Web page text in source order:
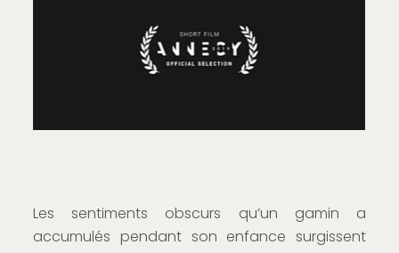
Les sentiments obscurs qu’un gamin a
accumulés pendant son enfance surgissent